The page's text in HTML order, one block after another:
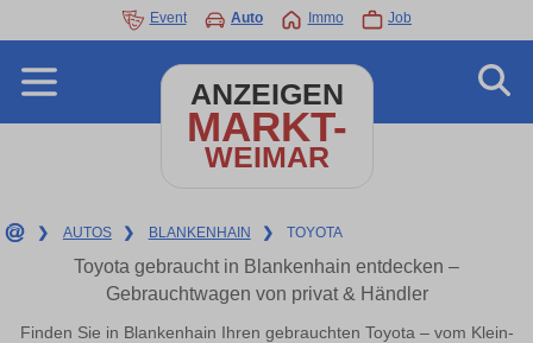
Event Auto Immo Job
ANZEIGEN
MARKT-
WEIMAR
❯ AUTOS ❯ BLANKENHAIN ❯ TOYOTA
Toyota gebraucht in Blankenhain entdecken –
Gebrauchtwagen von privat & Händler
Finden Sie in Blankenhain Ihren gebrauchten Toyota – vom Klein-